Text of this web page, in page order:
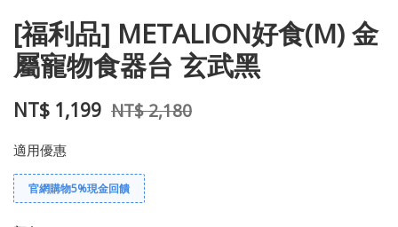
[福利品] METALION好食(M) 金
屬寵物食器台 玄武黑
NT$ 1,199 NT$ 2,180
適用優惠
官網購物5%現金回饋